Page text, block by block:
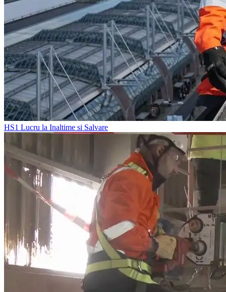
HS1 Lucru la Inaltime si Salvare